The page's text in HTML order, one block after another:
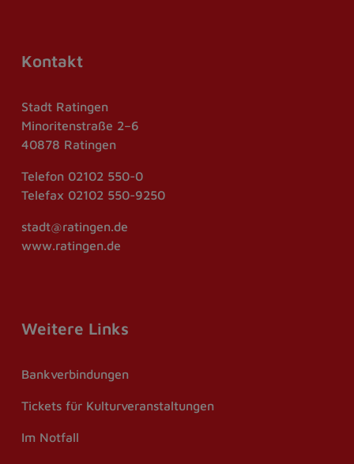
Kontakt
Stadt Ratingen
Minoritenstraße 2–6
40878 Ratingen
Telefon 02102 550-0
Telefax 02102 550-9250
stadt@ratingen.de
www.ratingen.de
Weitere Links
Bankverbindungen
Tickets für Kulturveranstaltungen
Im Notfall